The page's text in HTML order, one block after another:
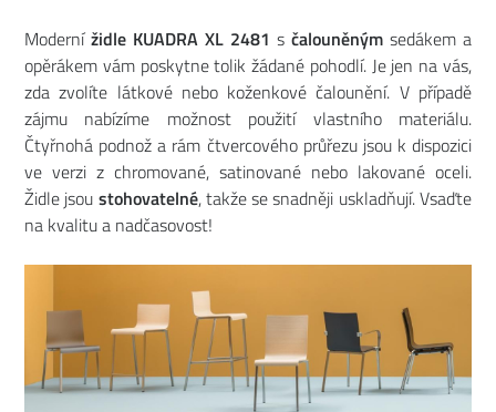
Moderní židle KUADRA XL 2481 s čalouněným sedákem a
opěrákem vám poskytne tolik žádané pohodlí. Je jen na vás,
zda zvolíte látkové nebo koženkové čalounění. V případě
zájmu nabízíme možnost použití vlastního materiálu.
Čtyřnohá podnož a rám čtvercového průřezu jsou k dispozici
ve verzi z chromované, satinované nebo lakované oceli.
Židle jsou stohovatelné, takže se snadněji uskladňují. Vsaďte
na kvalitu a nadčasovost!